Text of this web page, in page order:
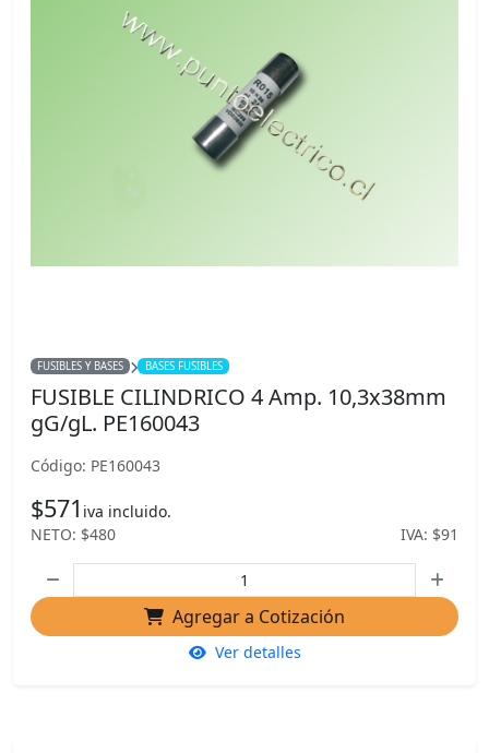
FUSIBLES Y BASES BASES FUSIBLES
FUSIBLE CILINDRICO 4 Amp. 10,3x38mm
gG/gL. PE160043
Código: PE160043
$571 iva incluido.
NETO: $480
IVA: $91
Agregar a Cotización
Ver detalles